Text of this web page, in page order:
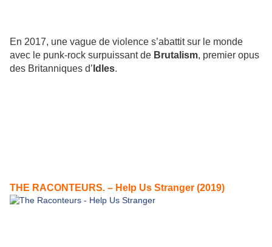
En 2017, une vague de violence s’abattit sur le monde
avec le punk-rock surpuissant de Brutalism, premier opus
des Britanniques d’ Idles.
THE RACONTEURS. – Help Us Stranger (2019)